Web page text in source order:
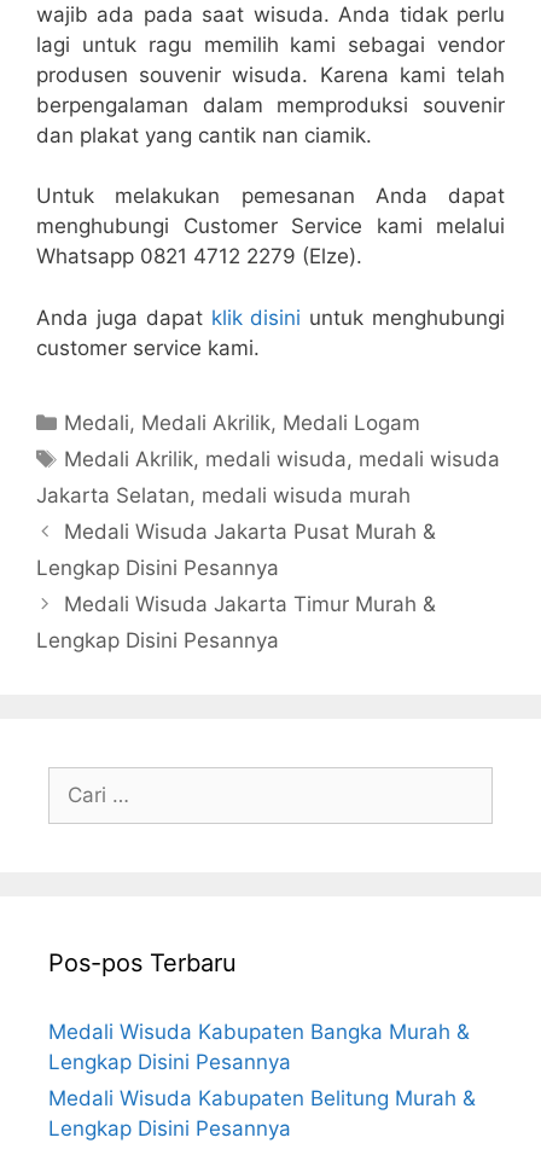
wajib ada pada saat wisuda. Anda tidak perlu
lagi untuk ragu memilih kami sebagai vendor
produsen souvenir wisuda. Karena kami telah
berpengalaman dalam memproduksi souvenir
dan plakat yang cantik nan ciamik.
Untuk melakukan pemesanan Anda dapat
menghubungi Customer Service kami melalui
Whatsapp 0821 4712 2279 (Elze).
Anda juga dapat klik disini untuk menghubungi
customer service kami.
Kategori
Medali, Medali Akrilik, Medali Logam
Tag
Medali Akrilik, medali wisuda, medali wisuda
Jakarta Selatan, medali wisuda murah
Medali Wisuda Jakarta Pusat Murah &
Lengkap Disini Pesannya
Medali Wisuda Jakarta Timur Murah &
Lengkap Disini Pesannya
untuk:
Pos-pos Terbaru
Medali Wisuda Kabupaten Bangka Murah &
Lengkap Disini Pesannya
Medali Wisuda Kabupaten Belitung Murah &
Lengkap Disini Pesannya